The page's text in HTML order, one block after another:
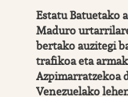
Estatu Batuetako
Maduro
bertako auzitegi
trafikoa eta
Azpimarratzekoa
Venezuelako